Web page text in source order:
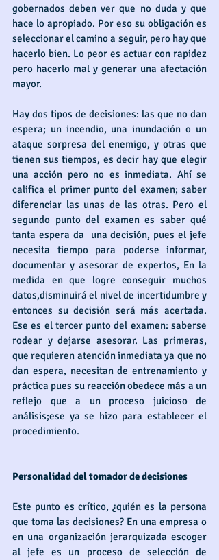
gobernados deben ver que no duda y que
hace lo apropiado. Por eso su obligación es
seleccionar el camino a seguir, pero hay que
hacerlo bien. Lo peor es actuar con rapidez
pero hacerlo mal y generar una afectación
mayor.
Hay dos tipos de decisiones: las que no dan
espera; un incendio, una inundación o un
ataque sorpresa del enemigo, y otras que
tienen sus tiempos, es decir hay que elegir
una acción pero no es inmediata. Ahí se
califica el primer punto del examen; saber
diferenciar las unas de las otras. Pero el
segundo punto del examen es saber qué
tanta espera da  una decisión, pues el jefe
necesita tiempo para poderse informar,
documentar y asesorar de expertos, En la
medida en que logre conseguir muchos
datos,disminuirá el nivel de incertidumbre y
entonces su decisión será más acertada.
Ese es el tercer punto del examen: saberse
rodear y dejarse asesorar. Las primeras,
que requieren atención inmediata ya que no
dan espera, necesitan de entrenamiento y
práctica pues su reacción obedece más a un
reflejo que a un proceso juicioso de
análisis;ese ya se hizo para establecer el
procedimiento.
Personalidad del tomador de decisiones
Este punto es crítico, ¿quién es la persona
que toma las decisiones? En una empresa o
en una organización jerarquizada escoger
al jefe es un proceso de selección de